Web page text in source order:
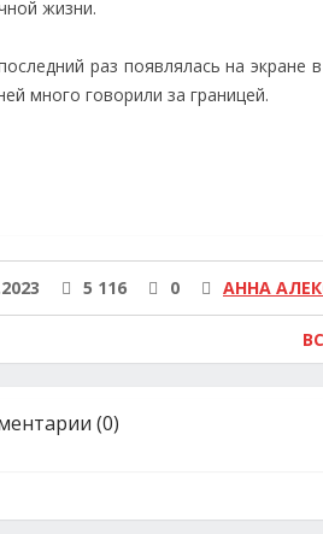
жизни.
раз появлялась на
много говорили за границей.
5 116 0 АННА
(0)